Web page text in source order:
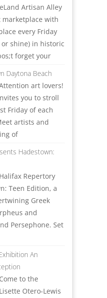
Artisan Alley
marketplace with
every Friday
shine) in historic
forget your
Daytona Beach
art lovers!
you to stroll
Friday of each
artists and
of
Hadestown:
Repertory
Teen Edition, a
Greek
and
Persephone. Set
An
to the
Otero-Lewis